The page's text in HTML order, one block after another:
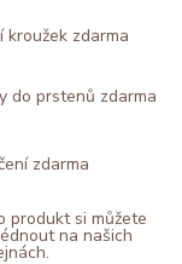
kroužek zdarma
do prstenů zdarma
zdarma
produkt si můžete
na našich